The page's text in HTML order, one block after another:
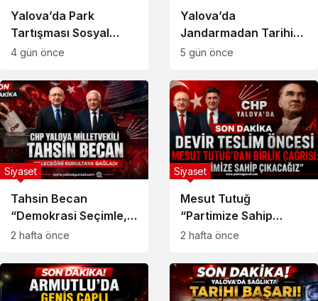
Yalova’da Park
Tartışması Sosyal
Medyada Büyük Yankı
4 gün önce
Yalova’da
Jandarmadan Tarihi
Eser Operasyonu
5 gün önce
Tahsin Becan
“Demokrasi Seçimle,
Partiler Kurultayla
Siyaset
2 hafta önce
Mesut Tutuğ
“Partimize Sahip
Çıkacağız”
Siyaset
2 hafta önce